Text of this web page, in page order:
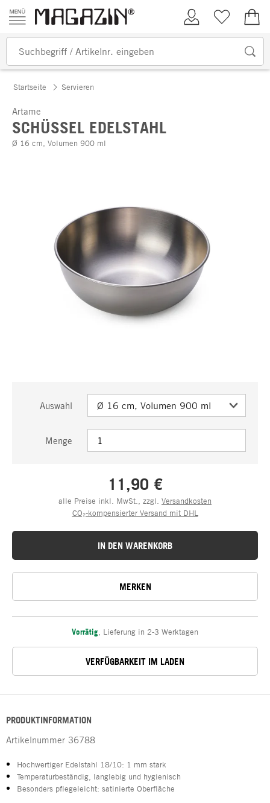
Zum Inhalt springen
Kundenkonto
Merkliste
Startseite Servieren
Artame
SCHÜSSEL EDELSTAHL
Ø 16 cm, Volumen 900 ml
Auswahl
Menge
11,90 €
alle Preise inkl. MwSt., zzgl. Versandkosten
CO₂-kompensierter Versand mit DHL
IN DEN WARENKORB
MERKEN
Vorrätig Lieferung in 2-3 Werktagen
VERFÜGBARKEIT IM LADEN
PRODUKTINFORMATION
Artikelnummer 36788
Hochwertiger Edelstahl 18/10: 1 mm stark
Temperaturbeständig, langlebig und hygienisch
Besonders pflegeleicht: satinierte Oberfläche